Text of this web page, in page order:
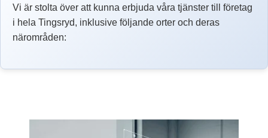
Vi är stolta över att kunna erbjuda våra tjänster till företag
i hela Tingsryd, inklusive följande orter och deras
närområden: